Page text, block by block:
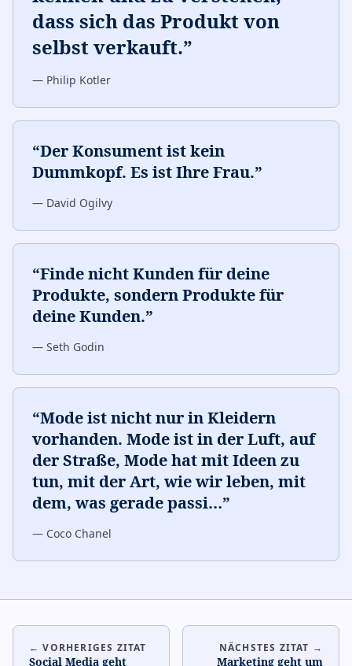
dass sich das Produkt von
selbst verkauft.”
— Philip Kotler
“Der Konsument ist kein
Dummkopf. Es ist Ihre Frau.”
— David Ogilvy
“Finde nicht Kunden für deine
Produkte, sondern Produkte für
deine Kunden.”
— Seth Godin
“Mode ist nicht nur in Kleidern
vorhanden. Mode ist in der Luft, auf
der Straße, Mode hat mit Ideen zu
tun, mit der Art, wie wir leben, mit
dem, was gerade passi…”
— Coco Chanel
← VORHERIGES ZITAT
Social Media geht
NÄCHSTES ZITAT →
Marketing geht um